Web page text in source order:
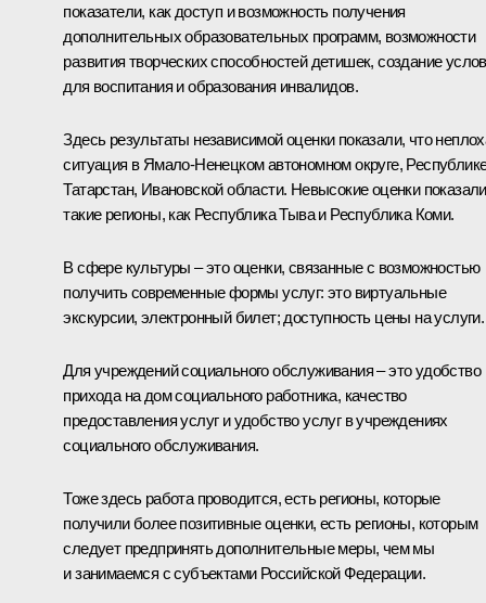
показатели, как доступ и возможность получения
дополнительных образовательных программ, возможности
развития творческих способностей детишек, создание
для воспитания и образования инвалидов.
Здесь результаты независимой оценки показали, что
ситуация в Ямало-Ненецком автономном округе,
Татарстан, Ивановской области. Невысокие оценки показали
такие регионы, как Республика Тыва и Республика Коми.
В сфере культуры – это оценки, связанные с возможностью
получить современные формы услуг: это виртуальные
экскурсии, электронный билет; доступность цены на услуги.
Для учреждений социального обслуживания – это удобство
прихода на дом социального работника, качество
предоставления услуг и удобство услуг в учреждениях
социального обслуживания.
Тоже здесь работа проводится, есть регионы, которые
получили более позитивные оценки, есть регионы, которым
следует предпринять дополнительные меры, чем мы
и занимаемся с субъектами Российской Федерации.